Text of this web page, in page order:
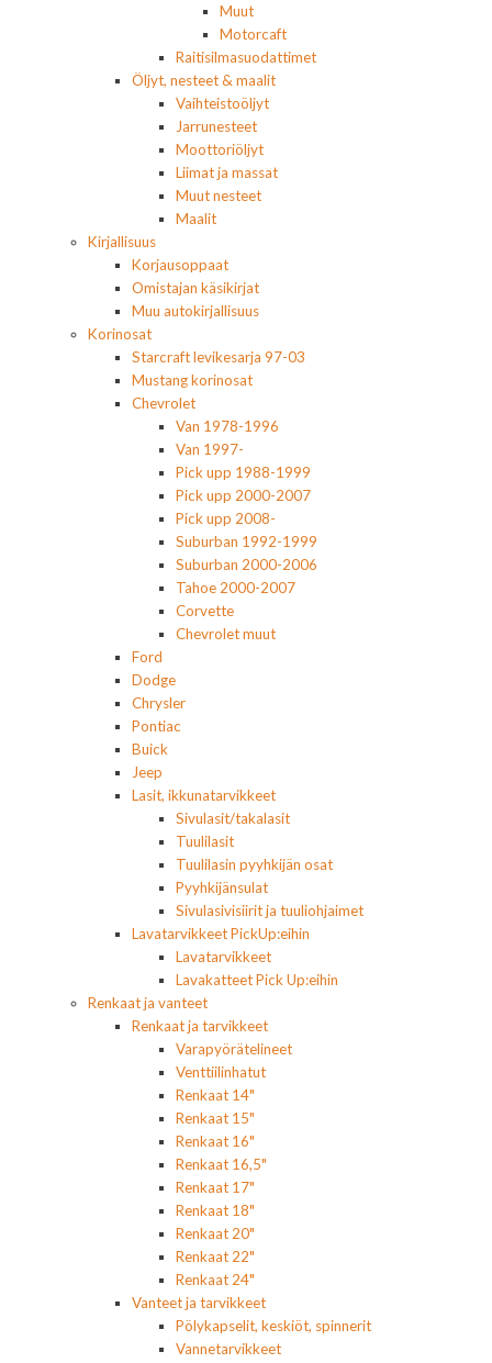
Muut
Motorcaft
Raitisilmasuodattimet
Öljyt, nesteet & maalit
Vaihteistoöljyt
Jarrunesteet
Moottoriöljyt
Liimat ja massat
Muut nesteet
Maalit
Kirjallisuus
Korjausoppaat
Omistajan käsikirjat
Muu autokirjallisuus
Korinosat
Starcraft levikesarja 97-03
Mustang korinosat
Chevrolet
Van 1978-1996
Van 1997-
Pick upp 1988-1999
Pick upp 2000-2007
Pick upp 2008-
Suburban 1992-1999
Suburban 2000-2006
Tahoe 2000-2007
Corvette
Chevrolet muut
Ford
Dodge
Chrysler
Pontiac
Buick
Jeep
Lasit, ikkunatarvikkeet
Sivulasit/takalasit
Tuulilasit
Tuulilasin pyyhkijän osat
Pyyhkijänsulat
Sivulasivisiirit ja tuuliohjaimet
Lavatarvikkeet PickUp:eihin
Lavatarvikkeet
Lavakatteet Pick Up:eihin
Renkaat ja vanteet
Renkaat ja tarvikkeet
Varapyörätelineet
Venttiilinhatut
Renkaat 14"
Renkaat 15"
Renkaat 16"
Renkaat 16,5"
Renkaat 17"
Renkaat 18"
Renkaat 20"
Renkaat 22"
Renkaat 24"
Vanteet ja tarvikkeet
Pölykapselit, keskiöt, spinnerit
Vannetarvikkeet